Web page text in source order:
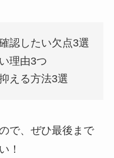
認したい欠点3選
理由3つ
える方法3選
で、ぜひ最後まで
！